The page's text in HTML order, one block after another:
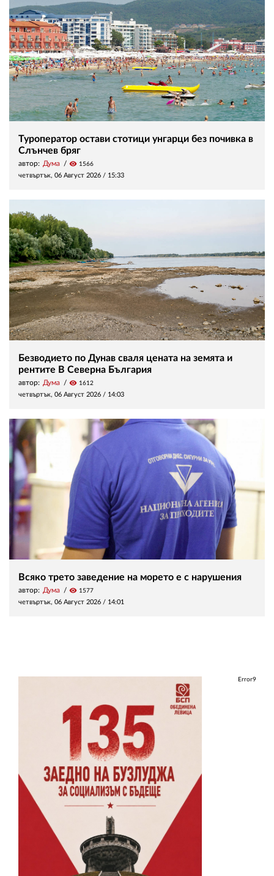
Туроператор остави стотици унгарци без почивка в
Слънчев бряг
автор: Дума visibility 1566
четвъртък, 06 Август 2026 / 15:33
Безводието по Дунав сваля цената на земята и
рентите В Северна България
автор: Дума visibility 1612
четвъртък, 06 Август 2026 / 14:03
Всяко трето заведение на морето е с нарушения
автор: Дума visibility 1577
четвъртък, 06 Август 2026 / 14:01
Error9